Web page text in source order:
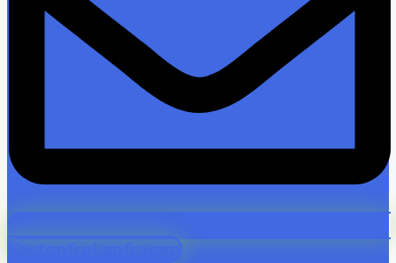
Kostenfrei anfragen